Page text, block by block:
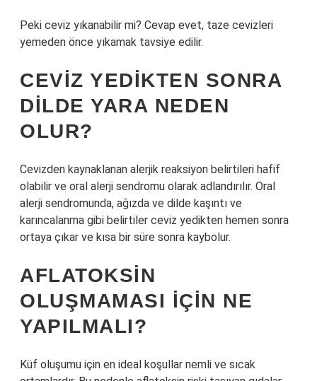
Peki ceviz yıkanabilir mi? Cevap evet, taze cevizleri
yemeden önce yıkamak tavsiye edilir.
CEVIZ YEDIKTEN SONRA
DILDE YARA NEDEN
OLUR?
Cevizden kaynaklanan alerjik reaksiyon belirtileri hafif
olabilir ve oral alerji sendromu olarak adlandırılır. Oral
alerji sendromunda, ağızda ve dilde kaşıntı ve
karıncalanma gibi belirtiler ceviz yedikten hemen sonra
ortaya çıkar ve kısa bir süre sonra kaybolur.
AFLATOKSIN
OLUŞMAMASI IÇIN NE
YAPILMALI?
Küf oluşumu için en ideal koşullar nemli ve sıcak